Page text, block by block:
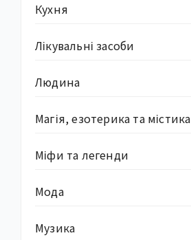
Кухня
Лікувальні засоби
Людина
Магія, езотерика та містика
Міфи та легенди
Мода
Музика